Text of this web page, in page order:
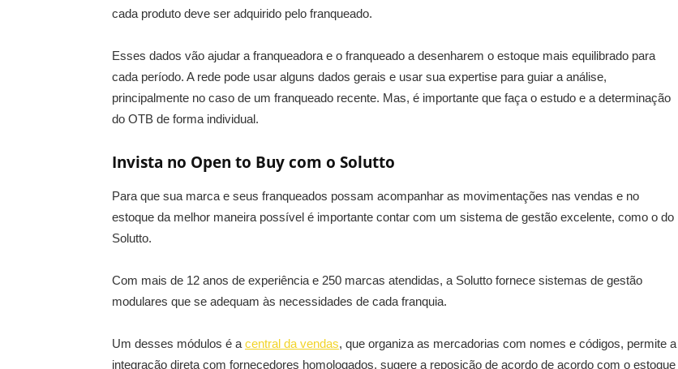
cada produto deve ser adquirido pelo franqueado.
Esses dados vão ajudar a franqueadora e o franqueado a desenharem o estoque mais equilibrado para
cada período. A rede pode usar alguns dados gerais e usar sua expertise para guiar a análise,
principalmente no caso de um franqueado recente. Mas, é importante que faça o estudo e a determinação
do OTB de forma individual.
Invista no Open to Buy com o Solutto
Para que sua marca e seus franqueados possam acompanhar as movimentações nas vendas e no
estoque da melhor maneira possível é importante contar com um sistema de gestão excelente, como o do
Solutto.
Com mais de 12 anos de experiência e 250 marcas atendidas, a Solutto fornece sistemas de gestão
modulares que se adequam às necessidades de cada franquia.
Um desses módulos é a central da vendas, que organiza as mercadorias com nomes e códigos, permite a
integração direta com fornecedores homologados, sugere a reposição de acordo de acordo com o estoque